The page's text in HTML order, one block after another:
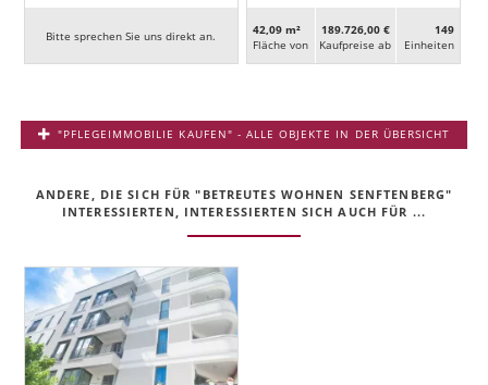
Bitte sprechen Sie uns direkt an.
42,09 m²
Fläche von
189.726,00 €
Kaufpreise ab
149
Ein­heiten
"PFLEGEIMMOBILIE KAUFEN" - ALLE OBJEKTE IN DER ÜBERSICHT
ANDERE, DIE SICH FÜR "BETREUTES WOHNEN SENFTENBERG"
INTERESSIERTEN, INTERESSIERTEN SICH AUCH FÜR ...